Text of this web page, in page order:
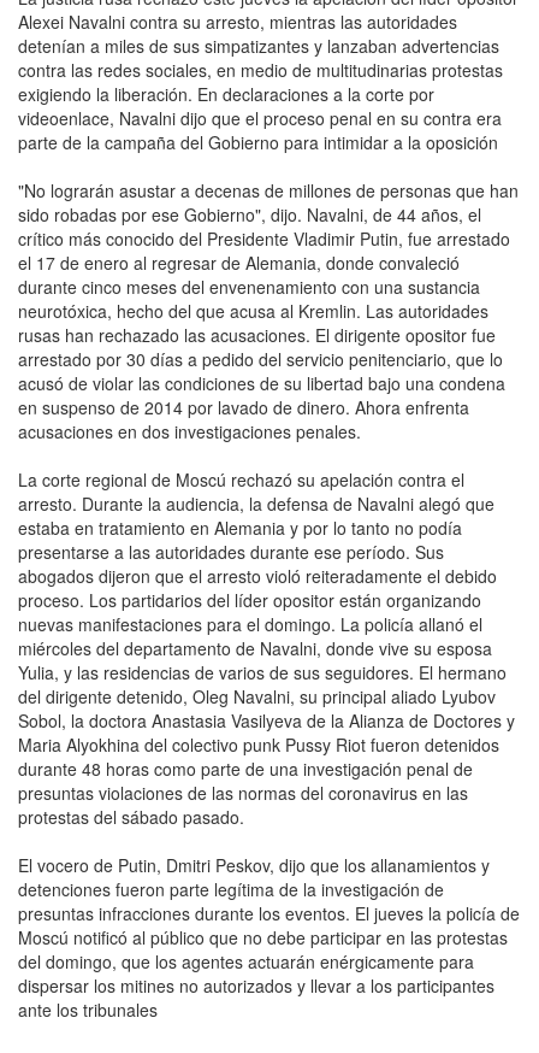
Alexei Navalni contra su arresto, mientras las autoridades
detenían a miles de sus simpatizantes y lanzaban advertencias
contra las redes sociales, en medio de multitudinarias protestas
exigiendo la liberación. En declaraciones a la corte por
videoenlace, Navalni dijo que el proceso penal en su contra era
parte de la campaña del Gobierno para intimidar a la oposición
"No lograrán asustar a decenas de millones de personas que han
sido robadas por ese Gobierno", dijo. Navalni, de 44 años, el
crítico más conocido del Presidente Vladimir Putin, fue arrestado
el 17 de enero al regresar de Alemania, donde convaleció
durante cinco meses del envenenamiento con una sustancia
neurotóxica, hecho del que acusa al Kremlin. Las autoridades
rusas han rechazado las acusaciones. El dirigente opositor fue
arrestado por 30 días a pedido del servicio penitenciario, que lo
acusó de violar las condiciones de su libertad bajo una condena
en suspenso de 2014 por lavado de dinero. Ahora enfrenta
acusaciones en dos investigaciones penales.
La corte regional de Moscú rechazó su apelación contra el
arresto. Durante la audiencia, la defensa de Navalni alegó que
estaba en tratamiento en Alemania y por lo tanto no podía
presentarse a las autoridades durante ese período. Sus
abogados dijeron que el arresto violó reiteradamente el debido
proceso. Los partidarios del líder opositor están organizando
nuevas manifestaciones para el domingo. La policía allanó el
miércoles del departamento de Navalni, donde vive su esposa
Yulia, y las residencias de varios de sus seguidores. El hermano
del dirigente detenido, Oleg Navalni, su principal aliado Lyubov
Sobol, la doctora Anastasia Vasilyeva de la Alianza de Doctores y
Maria Alyokhina del colectivo punk Pussy Riot fueron detenidos
durante 48 horas como parte de una investigación penal de
presuntas violaciones de las normas del coronavirus en las
protestas del sábado pasado.
El vocero de Putin, Dmitri Peskov, dijo que los allanamientos y
detenciones fueron parte legítima de la investigación de
presuntas infracciones durante los eventos. El jueves la policía de
Moscú notificó al público que no debe participar en las protestas
del domingo, que los agentes actuarán enérgicamente para
dispersar los mitines no autorizados y llevar a los participantes
ante los tribunales